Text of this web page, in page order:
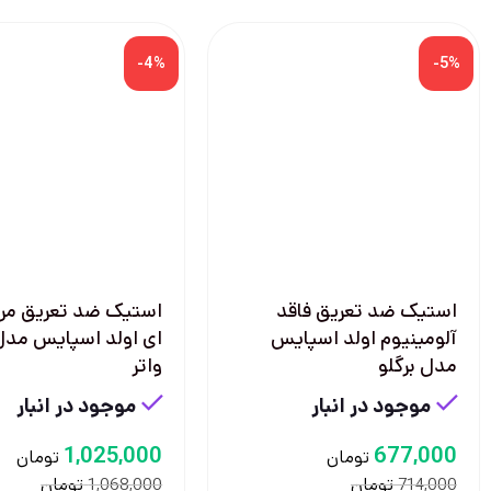
-5%
استیک ضد تعریق فاقد
آلومینیوم اولد اسپایس
مدل برگلو
موجود در انبار
714,000تومان
677,000 تومان
-4%
استیک ضد تعریق
ای اولد اسپایس
واتر
موجود در انبار
1,068,000تومان
1,025,000 تومان